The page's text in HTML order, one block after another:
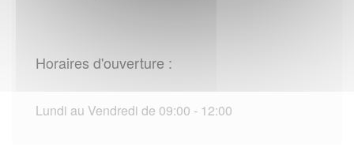
Horaires d'ouverture :
Lundi au Vendredi de 09:00 - 12:00